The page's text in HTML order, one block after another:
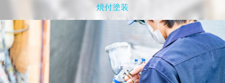
焼付塗装